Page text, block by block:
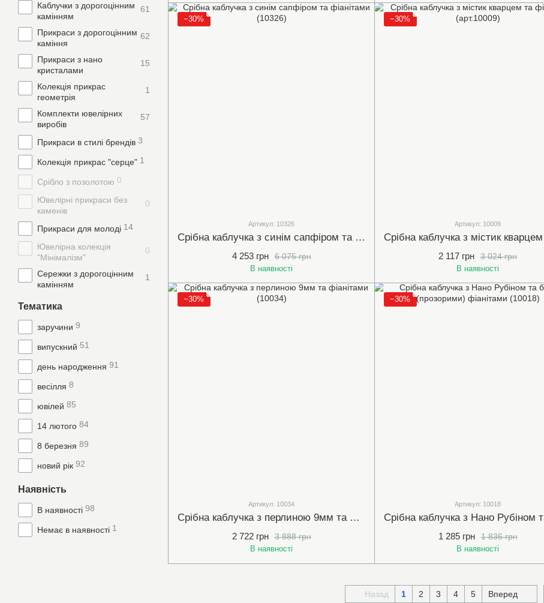
−30%
Артикул: 10326
Срібна каблучка з синім сапфіром та фіанітами (10326)
6 075 грн
4 253 грн
В наявності
−30%
Артикул: 10009
3 024 грн
2 117 грн
В наявності
−30%
Артикул: 10034
Срібна каблучка з перлиною 9мм та фіанітами (10034)
3 888 грн
2 722 грн
В наявності
−30%
Артикул: 10018
1 836 грн
1 285 грн
В наявності
Назад 1 2 3 4 5 Вперед
Каблучки з дорогоцінним
камінням
61
Прикраси з дорогоцінним
каміння
62
Прикраси з нано
кристалами
15
Колекція прикрас
геометрія
1
Комплекти ювелірних
виробів
57
Прикраси в стилі брендів 3
Колекція прикрас "серце" 1
Срібло з позолотою 0
Ювелірні прикраси без
каменів
0
Прикраси для молоді 14
Ювелірна колекція
"Мінімалізм"
0
Сережки з дорогоцінним
камінням
1
Тематика
заручини 9
випускний 51
день народження 91
весілля 8
ювілей 85
14 лютого 84
8 березня 89
новий рік 92
Наявність
В наявності 98
Немає в наявності 1